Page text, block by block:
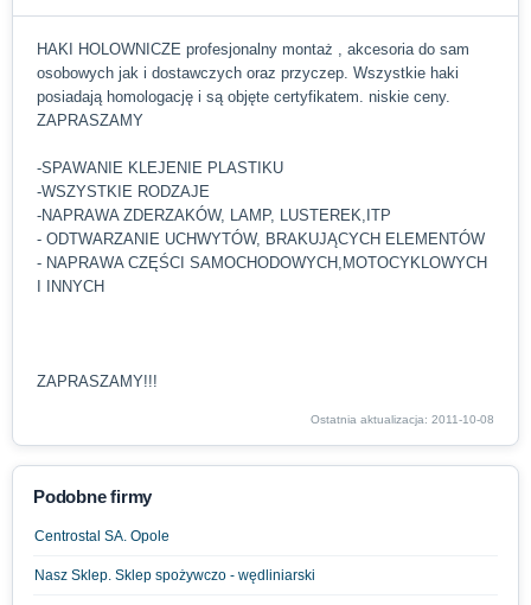
HAKI HOLOWNICZE profesjonalny montaż , akcesoria do sam
osobowych jak i dostawczych oraz przyczep. Wszystkie haki
posiadają homologację i są objęte certyfikatem. niskie ceny.
ZAPRASZAMY
-SPAWANIE KLEJENIE PLASTIKU
-WSZYSTKIE RODZAJE
-NAPRAWA ZDERZAKÓW, LAMP, LUSTEREK,ITP
- ODTWARZANIE UCHWYTÓW, BRAKUJĄCYCH ELEMENTÓW
- NAPRAWA CZĘŚCI SAMOCHODOWYCH,MOTOCYKLOWYCH
I INNYCH
ZAPRASZAMY!!!
Ostatnia aktualizacja: 2011-10-08
Podobne firmy
Centrostal SA. Opole
Nasz Sklep. Sklep spożywczo - wędliniarski